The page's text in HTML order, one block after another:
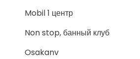
Mobil 1 центр
Non stop, банный клуб
Osakanv